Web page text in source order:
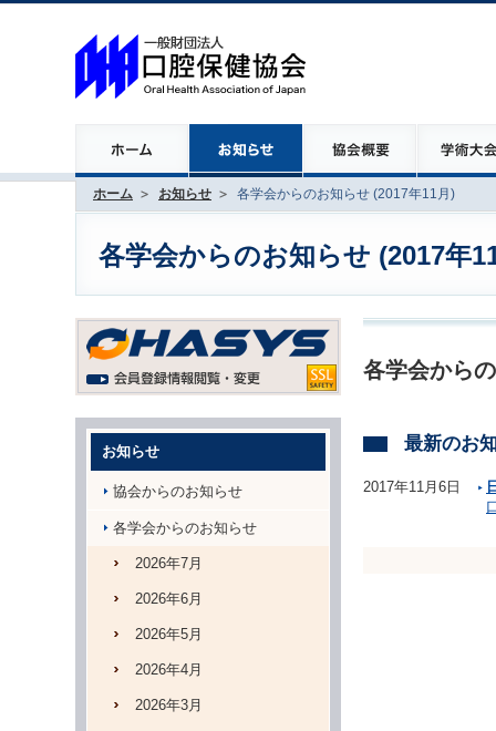
ホーム お知らせ 各学会からのお知らせ (2017年11月)
各学会からのお知らせ (2017年
各学会から
最新のお
2017年11月6日
お知らせ
協会からのお知らせ
各学会からのお知らせ
2026年7月
2026年6月
2026年5月
2026年4月
2026年3月